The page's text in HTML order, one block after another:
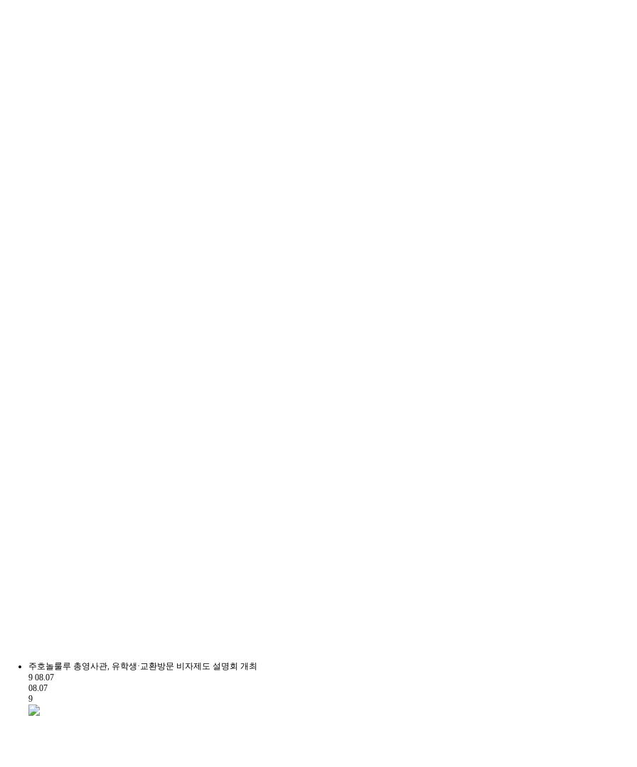
주호놀룰루 총영사관, 유학생·교환방문 비자제도 설명회 개최
9 08.07
08.07
9